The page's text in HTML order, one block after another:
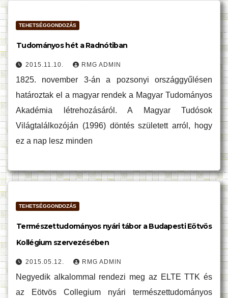
TEHETSÉGGONDOZÁS
Tudományos hét a Radnótiban
2015.11.10. RMG ADMIN
1825. november 3-án a pozsonyi országgyűlésen
határoztak el a magyar rendek a Magyar Tudományos
Akadémia létrehozásáról. A Magyar Tudósok
Világtalálkozóján (1996) döntés született arról, hogy
ez a nap lesz minden
TEHETSÉGGONDOZÁS
Természettudományos nyári tábor a Budapesti Eötvös
Kollégium szervezésében
2015.05.12. RMG ADMIN
Negyedik alkalommal rendezi meg az ELTE TTK és
az Eötvös Collegium nyári természettudományos